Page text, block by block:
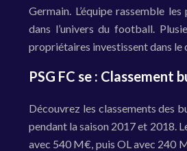
Germain. L’équipe rassemble
dans l’univers du football.
propriétaires investissent dans le
PSG FC se : Classement
Découvrez les classements des
pendant la saison 2017 et 2018.
avec 540 M€, puis OL avec 240